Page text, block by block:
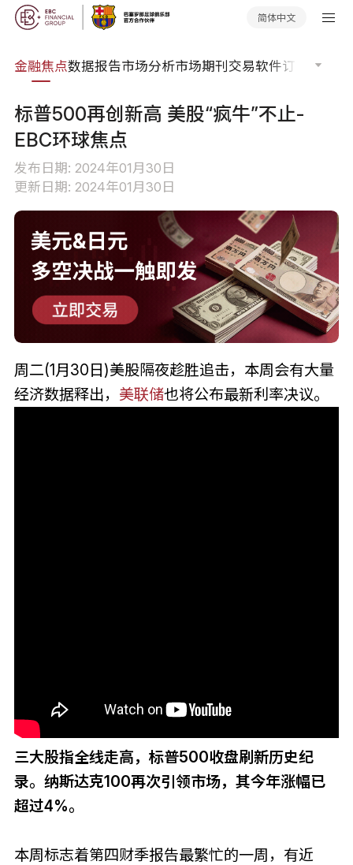
简体中文
金融焦点数据报告市场分析市场期刊交易软件订单流
标普500再创新高 美股“疯牛”不止-
EBC环球焦点
发布日期: 2024年01月30日
更新日期: 2024年01月30日
周二(1月30日)美股隔夜趁胜追击，本周会有大量
经济数据释出， 美联储也将公布最新利率决议。
三大股指全线走高，标普500收盘刷新历史纪
录。纳斯达克100再次引领市场，其今年涨幅已
超过4%。
本周标志着第四财季报告最繁忙的一周，有近